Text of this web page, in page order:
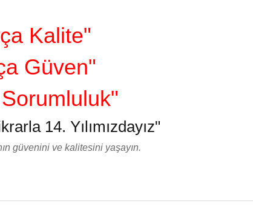
Kalite"
Güven"
14. Yılımızdayız"
güvenini ve kalitesini yaşayın.